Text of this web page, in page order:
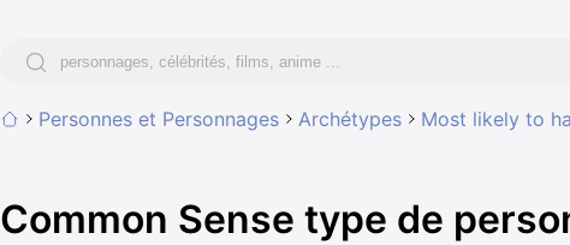
Personnes et Personnages Archétypes Most likely to
Common Sense type de